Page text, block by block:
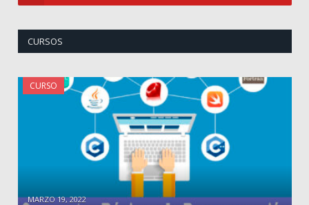
CURSOS
CURSO
MARZO 19, 2022